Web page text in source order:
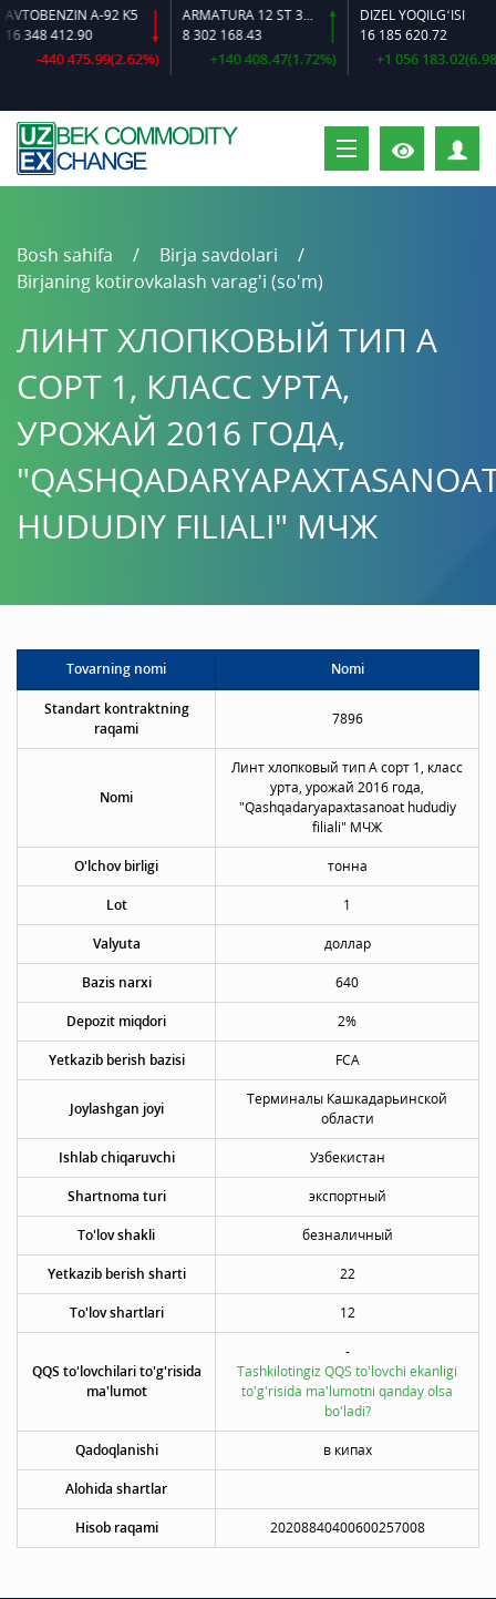
A-92 K5
348 412.90
-440 475.99(2.62%)
ARMATURA 12 ST 35 GS O‘LCHAMLI
8 302 168.43
+140 408.47(1.72%)
DIZEL YOQILG‘ISI
16 185 620.72
+1 056 183.02(6.98%)
Bosh sahifa
Birja savdolari
Birjaning kotirovkalash varag'i (so'm)
ЛИНТ ХЛОПКОВЫЙ ТИП А
СОРТ 1, КЛАСС УРТА,
УРОЖАЙ 2016 ГОДА,
HUDUDIY FILIALI" МЧЖ
Tovarning nomi Nomi
Standart kontraktning
raqami
7896
Nomi
Линт хлопковый тип А сорт 1, класс
урта, урожай 2016 года,
"Qashqadaryapaxtasanoat hududiy
filiali" МЧЖ
O'lchov birligi тонна
Lot 1
Valyuta доллар
Bazis narxi 640
Depozit miqdori 2%
Yetkazib berish bazisi FCA
Joylashgan joyi
Терминалы Кашкадарьинской
области
Ishlab chiqaruvchi Узбекистан
Shartnoma turi экспортный
To'lov shakli безналичный
Yetkazib berish sharti 22
To'lov shartlari 12
QQS to'lovchilari to'g'risida
ma'lumot
-
Tashkilotingiz QQS to'lovchi ekanligi
to'g'risida ma'lumotni qanday olsa
bo'ladi?
Qadoqlanishi в кипах
Alohida shartlar
Hisob raqami 20208840400600257008